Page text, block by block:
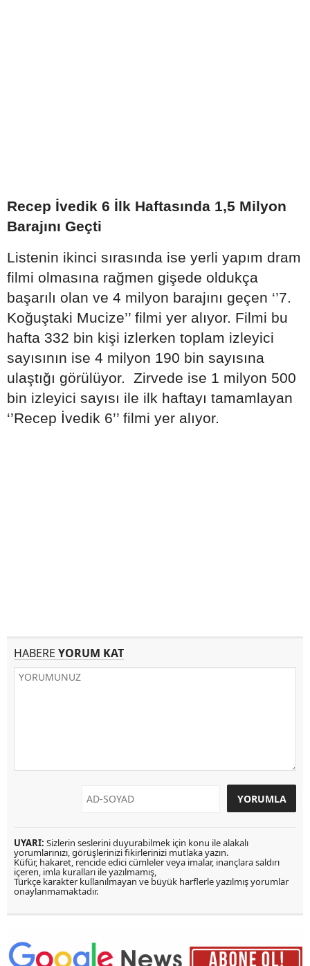
Recep İvedik 6 İlk Haftasında 1,5 Milyon
Barajını Geçti
Listenin ikinci sırasında ise yerli yapım dram
filmi olmasına rağmen gişede oldukça
başarılı olan ve 4 milyon barajını geçen ‘’7.
Koğuştaki Mucize’’ filmi yer alıyor. Filmi bu
hafta 332 bin kişi izlerken toplam izleyici
sayısının ise 4 milyon 190 bin sayısına
ulaştığı görülüyor. Zirvede ise 1 milyon 500
bin izleyici sayısı ile ilk haftayı tamamlayan
‘’Recep İvedik 6’’ filmi yer alıyor.
HABERE YORUM KAT
UYARI: Sizlerin seslerini duyurabilmek için konu ile alakalı
yorumlarınızı, görüşlerinizi fikirlerinizi mutlaka yazın.
Küfür, hakaret, rencide edici cümleler veya imalar, inançlara saldırı
içeren, imla kuralları ile yazılmamış,
Türkçe karakter kullanılmayan ve büyük harflerle yazılmış yorumlar
onaylanmamaktadır.